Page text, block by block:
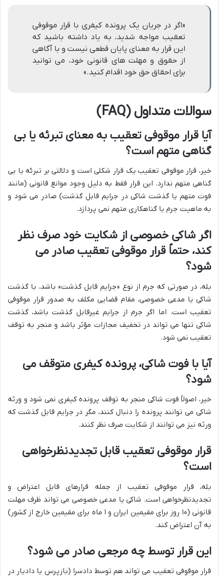
«اگر در جریان یک پرونده کیفری با قرار موقوفی
تعقیب مواجه شدید، به یاد داشته باشید که
این قرار به معنای پایان قطعی نیست و با آگاهی
از حقوق و مهلت های قانونی خود، می توانید
برای احقاق حق خود اقدام کنید.»
سوالات متداول (FAQ)
آیا قرار موقوفی تعقیب به معنای تبرئه یا بی
گناهی متهم است؟
خیر، قرار موقوفی تعقیب یک قرار شکلی است و دلالتی بر تبرئه یا بی
گناهی متهم ندارد. این قرار فقط به دلیل وجود موانع قانونی (مانند
فوت متهم یا گذشت شاکی در جرایم قابل گذشت) صادر می شود و
به ماهیت جرم یا گناهکاری متهم نمی پردازد.
اگر شاکی خصوصی از شکایت خود صرف نظر
کند، حتماً قرار موقوفی تعقیب صادر می
شود؟
بله، در صورتی که جرم از نوع «جرایم قابل گذشت» باشد، با گذشت
شاکی یا مدعی خصوصی، مقام قضایی مکلف به صدور قرار موقوفی
تعقیب است. اما اگر جرم از جرایم غیرقابل گذشت باشد، گذشت
شاکی تنها می تواند در تخفیف مجازات مؤثر باشد و منجر به توقف
تعقیب نمی شود.
آیا با فوت شاکی، پرونده کیفری متوقف می
شود؟
خیر، اصولاً فوت شاکی منجر به توقف پرونده کیفری نمی شود و ورثه
شاکی می توانند پرونده را دنبال کنند، مگر در جرایم قابل گذشت که
ورثه نیز می توانند از شکایت صرف نظر کنند.
قرار موقوفی تعقیب قابل تجدیدنظرخواهی
است؟
بله، قرار موقوفی تعقیب از جمله قرارهای قابل اعتراض و
تجدیدنظرخواهی است. شاکی یا مدعی خصوصی می تواند ظرف مهلت
قانونی (۱۰ روز برای مقیمین ایران و ۱ ماه برای مقیمین خارج از کشور)
به آن اعتراض کند.
این قرار توسط چه مرجعی صادر می شود؟
قرار موقوفی تعقیب می تواند هم توسط دادسرا (بازپرس یا دادیار در